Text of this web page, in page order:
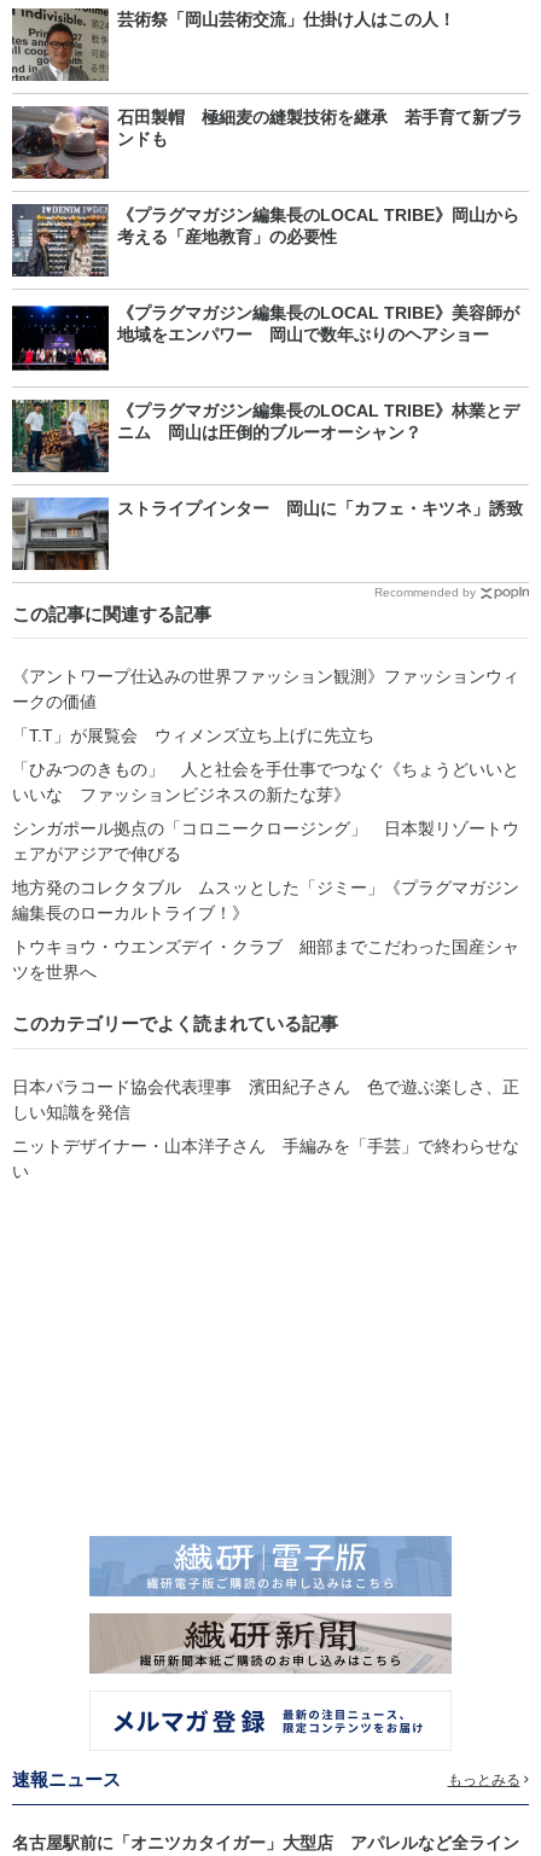
芸術祭「岡山芸術交流」仕掛け人はこの人！
石田製帽 極細麦の縫製技術を継承 若手育て新ブラ
ンドも
《プラグマガジン編集長のLOCAL TRIBE》岡山から
考える「産地教育」の必要性
《プラグマガジン編集長のLOCAL TRIBE》美容師が
地域をエンパワー 岡山で数年ぶりのヘアショー
《プラグマガジン編集長のLOCAL TRIBE》林業とデ
ニム 岡山は圧倒的ブルーオーシャン？
ストライプインター 岡山に「カフェ・キツネ」誘致
Recommended by
この記事に関連する記事
《アントワープ仕込みの世界ファッション観測》ファッションウィ
ークの価値
「T.T」が展覧会 ウィメンズ立ち上げに先立ち
「ひみつのきもの」 人と社会を手仕事でつなぐ《ちょうどいいと
いいな ファッションビジネスの新たな芽》
シンガポール拠点の「コロニークロージング」 日本製リゾートウ
ェアがアジアで伸びる
地方発のコレクタブル ムスッとした「ジミー」《プラグマガジン
編集長のローカルトライブ！》
トウキョウ・ウエンズデイ・クラブ 細部までこだわった国産シャ
ツを世界へ
このカテゴリーでよく読まれている記事
日本パラコード協会代表理事 濱田紀子さん 色で遊ぶ楽しさ、正
しい知識を発信
ニットデザイナー・山本洋子さん 手編みを「手芸」で終わらせな
い
速報ニュース もっとみる
名古屋駅前に「オニツカタイガー」大型店 アパレルなど全ライン